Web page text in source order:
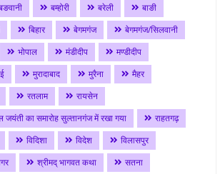
बम्होरी बरेली
बाङी
बिहार बेगमगंज
बेगमगंज/सिलवानी
भोपाल मंडीदीप
मण्डीदीप
मुरादाबाद मुरैना
मैहर
रतलाम
रायसेन
जयंती का समारोह सुल्तानगंज में रखा गया
राहतगढ़
विदिशा विदेश
विलासपुर
श्रीमद् भागवत कथा
सतना